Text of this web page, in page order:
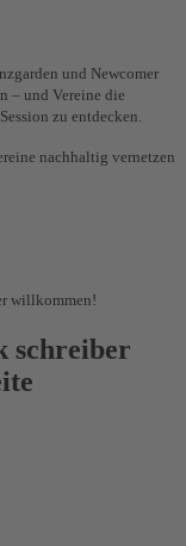
und Newcomer
– und Vereine die
zu entdecken.
nachhaltig vernetzen
willkommen!